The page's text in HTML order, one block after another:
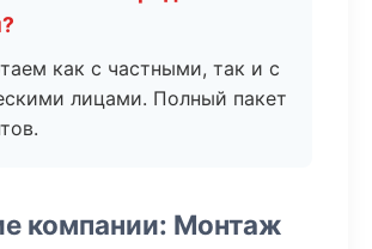
как с частными, так и с
лицами. Полный пакет
компании: Монтаж